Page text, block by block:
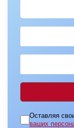
Оставляя
ваших